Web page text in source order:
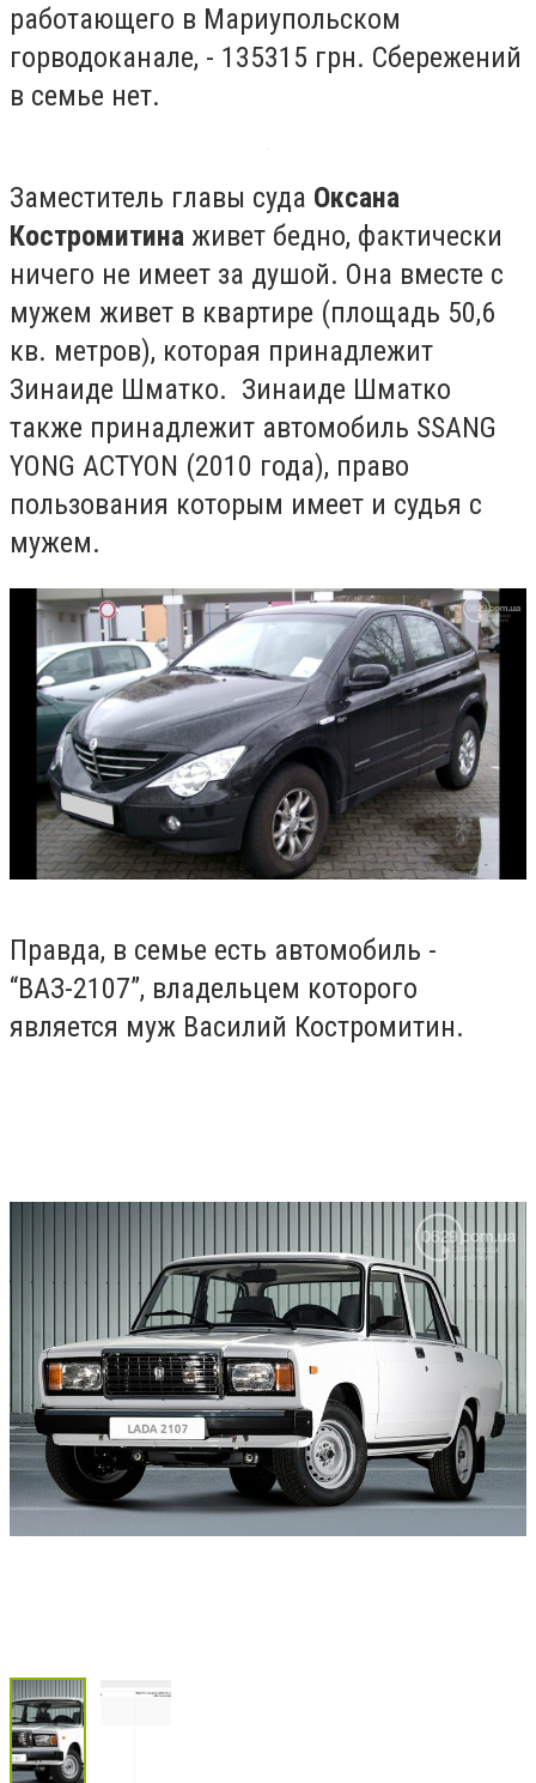
работающего в Мариупольском
горводоканале, - 135315 грн. Сбережений
в семье нет.
Заместитель главы суда Оксана
Костромитина живет бедно, фактически
ничего не имеет за душой. Она вместе с
мужем живет в квартире (площадь 50,6
кв. метров), которая принадлежит
Зинаиде Шматко. Зинаиде Шматко
также принадлежит автомобиль SSANG
YONG ACTYON (2010 года), право
пользования которым имеет и судья с
мужем.
Правда, в семье есть автомобиль -
“ВАЗ-2107”, владельцем которого
является муж Василий Костромитин.